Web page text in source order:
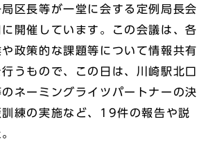
区長等が一堂に会する定例局長会
開催しています。この会議は、各
政策的な課題等について情報共有
うもので、この日は、川崎駅北口
ネーミングライツパートナーの決
練の実施など、19件の報告や説